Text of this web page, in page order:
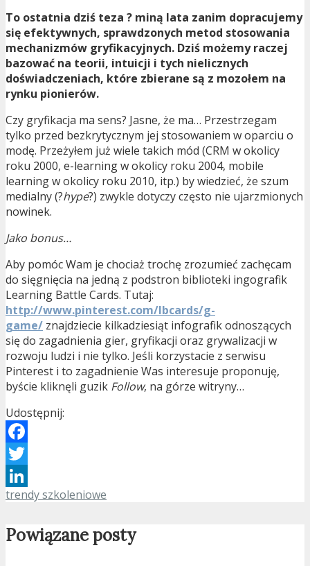
To ostatnia dziś teza ? miną lata zanim dopracujemy
się efektywnych, sprawdzonych metod stosowania
mechanizmów gryfikacyjnych. Dziś możemy raczej
bazować na teorii, intuicji i tych nielicznych
doświadczeniach, które zbierane są z mozołem na
rynku pionierów.
Czy gryfikacja ma sens? Jasne, że ma… Przestrzegam
tylko przed bezkrytycznym jej stosowaniem w oparciu o
modę. Przeżyłem już wiele takich mód (CRM w okolicy
roku 2000, e-learning w okolicy roku 2004, mobile
learning w okolicy roku 2010, itp.) by wiedzieć, że szum
medialny (?hype?) zwykle dotyczy często nie ujarzmionych
nowinek.
Jako bonus…
Aby pomóc Wam je chociaż trochę zrozumieć zachęcam
do sięgnięcia na jedną z podstron biblioteki ingografik
Learning Battle Cards. Tutaj:
http://www.pinterest.com/lbcards/g-
game/ znajdziecie kilkadziesiąt infografik odnoszących
się do zagadnienia gier, gryfikacji oraz grywalizacji w
rozwoju ludzi i nie tylko. Jeśli korzystacie z serwisu
Pinterest i to zagadnienie Was interesuje proponuję,
byście kliknęli guzik Follow, na górze witryny…
Udostępnij:
Facebook
Twitter
LinkedIn
trendy szkoleniowe
Powiązane posty